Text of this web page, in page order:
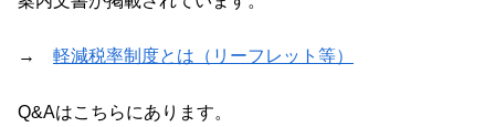
→ 軽減税率制度とは（リーフレット等）
Q&Aはこちらにあります。